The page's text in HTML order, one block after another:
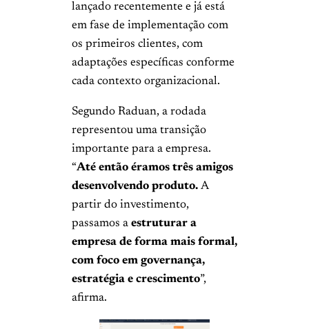
lançado recentemente e já está
em fase de implementação com
os primeiros clientes, com
adaptações específicas conforme
cada contexto organizacional.
Segundo Raduan, a rodada
representou uma transição
importante para a empresa.
“Até então éramos três amigos
desenvolvendo produto. A
partir do investimento,
passamos a estruturar a
empresa de forma mais formal,
com foco em governança,
estratégia e crescimento”,
afirma.